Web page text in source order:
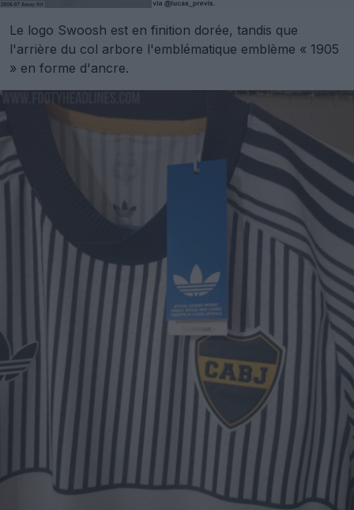
Le logo Swoosh est en finition dorée, tandis que
l'arrière du col arbore l'emblématique emblème « 1905
» en forme d'ancre.